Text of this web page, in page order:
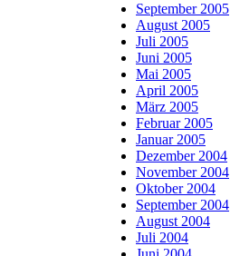
September 2005
August 2005
Juli 2005
Juni 2005
Mai 2005
April 2005
März 2005
Februar 2005
Januar 2005
Dezember 2004
November 2004
Oktober 2004
September 2004
August 2004
Juli 2004